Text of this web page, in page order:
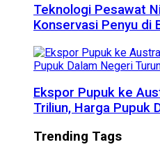
Teknologi Pesawat
Konservasi Penyu di
Ekspor Pupuk ke
Triliun, Harga Pupuk
Trending Tags